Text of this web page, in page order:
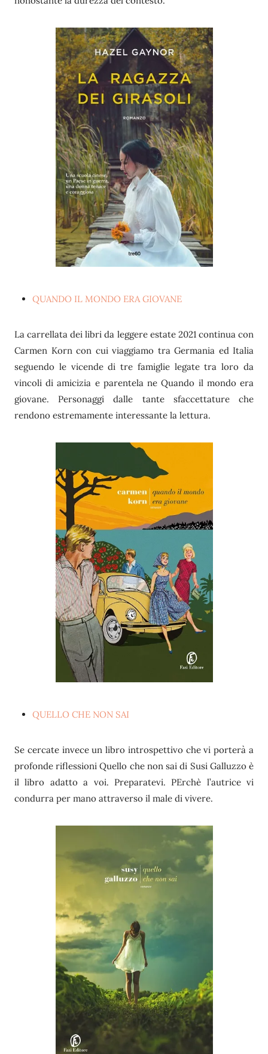
QUANDO IL MONDO ERA GIOVANE
La carrellata dei libri da leggere estate 2021 continua con
Carmen Korn con cui viaggiamo tra Germania ed Italia
seguendo le vicende di tre famiglie legate tra loro da
vincoli di amicizia e parentela ne Quando il mondo era
giovane. Personaggi dalle tante sfaccettature che
rendono estremamente interessante la lettura.
QUELLO CHE NON SAI
Se cercate invece un libro introspettivo che vi porterà a
profonde riflessioni Quello che non sai di Susi Galluzzo è
il libro adatto a voi. Preparatevi. PErchè l’autrice vi
condurra per mano attraverso il male di vivere.